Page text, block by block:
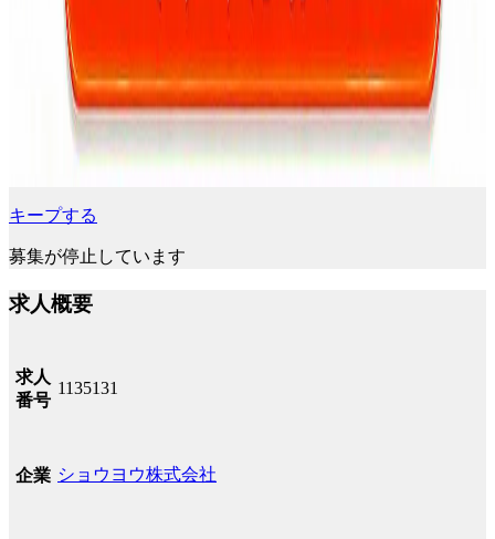
キープする
募集が停止しています
求人概要
求人
番号
1135131
企業 ショウヨウ株式会社